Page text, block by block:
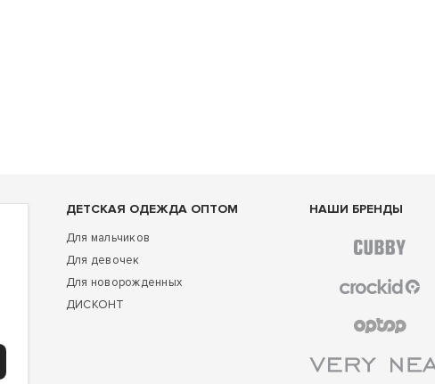
ДЕТСКАЯ ОДЕЖДА ОПТОМ
Для мальчиков
Для девочек
Для новорожденных
ДИСКОНТ
НАШИ БРЕНДЫ